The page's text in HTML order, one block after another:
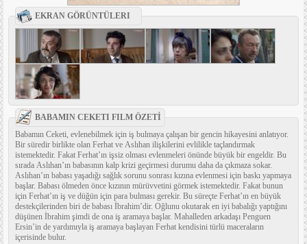
EKRAN GÖRÜNTÜLERI
BABAMIN CEKETI FILM ÖZETİ
Babamın Ceketi, evlenebilmek için iş bulmaya çalışan bir gencin hikayesini anlatıyor.
Bir süredir birlikte olan Ferhat ve Aslıhan ilişkilerini evlilikle taçlandırmak
istemektedir. Fakat Ferhat’ın işsiz olması evlenmeleri önünde büyük bir engeldir. Bu
sırada Aslıhan’ın babasının kalp krizi geçirmesi durumu daha da çıkmaza sokar.
Aslıhan’ın babası yaşadığı sağlık sorunu sonrası kızına evlenmesi için baskı yapmaya
başlar. Babası ölmeden önce kızının mürüvvetini görmek istemektedir. Fakat bunun
için Ferhat’ın iş ve düğün için para bulması gerekir. Bu süreçte Ferhat’ın en büyük
destekçilerinden biri de babası İbrahim’dir. Oğlunu okutarak en iyi babalığı yaptığını
düşünen İbrahim şimdi de ona iş aramaya başlar. Mahalleden arkadaşı Penguen
Ersin’in de yardımıyla iş aramaya başlayan Ferhat kendisini türlü maceraların
içerisinde bulur.